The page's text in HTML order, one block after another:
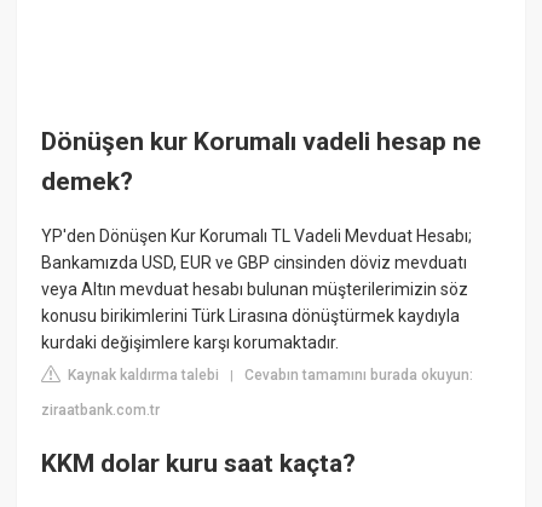
Dönüşen kur Korumalı vadeli hesap ne
demek?
YP'den Dönüşen Kur Korumalı TL Vadeli Mevduat Hesabı;
Bankamızda USD, EUR ve GBP cinsinden döviz mevduatı
veya Altın mevduat hesabı bulunan müşterilerimizin söz
konusu birikimlerini Türk Lirasına dönüştürmek kaydıyla
kurdaki değişimlere karşı korumaktadır.
Kaynak kaldırma talebi |Cevabın tamamını burada okuyun:
ziraatbank.com.tr
KKM dolar kuru saat kaçta?